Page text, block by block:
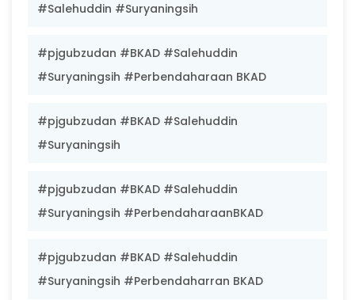
#Salehuddin #Suryaningsih
#pjgubzudan #BKAD #Salehuddin
#Suryaningsih #Perbendaharaan BKAD
#pjgubzudan #BKAD #Salehuddin
#Suryaningsih
#pjgubzudan #BKAD #Salehuddin
#Suryaningsih #PerbendaharaanBKAD
#pjgubzudan #BKAD #Salehuddin
#Suryaningsih #Perbendaharran BKAD